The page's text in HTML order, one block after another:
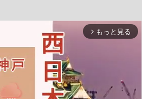
arrow_forward_ios もっと見る